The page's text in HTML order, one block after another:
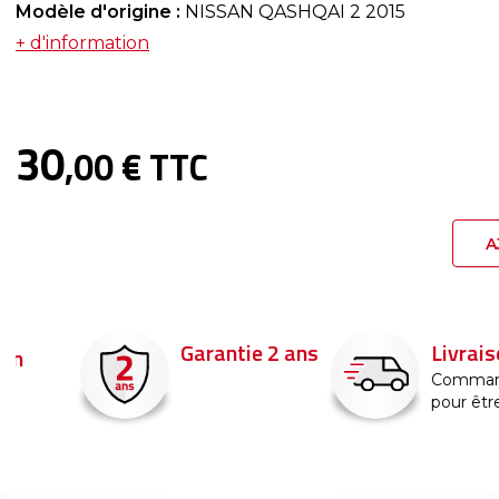
Modèle d'origine : NISSAN QASHQAI 2 2015
+ d'information
30,00 € TTC
Garantie 2 ans Livraison en
Commandez
pour être livré